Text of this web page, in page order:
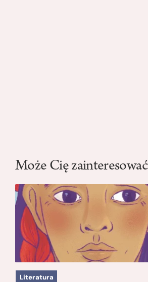
Może Cię zainteresować
Literatura